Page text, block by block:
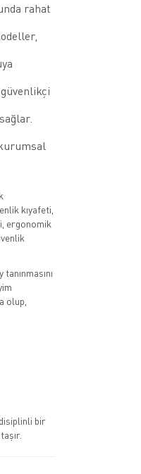
rahat
kıyafeti,
ergonomik
olup,
bir